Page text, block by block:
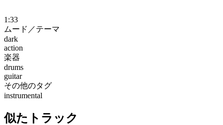
1:33
ムード／テーマ
dark
action
楽器
drums
guitar
その他のタグ
instrumental
似たトラック